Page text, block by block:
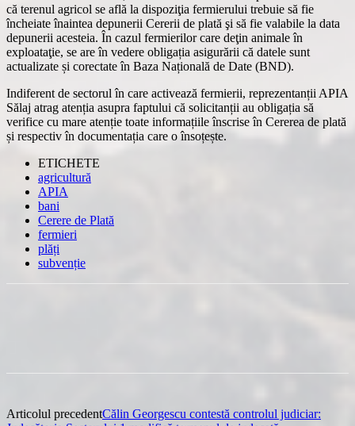
că terenul agricol se află la dispoziţia fermierului trebuie să fie
încheiate înaintea depunerii Cererii de plată şi să fie valabile la data
depunerii acesteia. În cazul fermierilor care deţin animale în
exploataţie, se are în vedere obligația asigurării că datele sunt
actualizate și corectate în Baza Națională de Date (BND).
Indiferent de sectorul în care activează fermierii, reprezentanții APIA
Sălaj atrag atenția asupra faptului că solicitanții au obligația să
verifice cu mare atenție toate informațiile înscrise în Cererea de plată
și respectiv în documentația care o însoțește.
ETICHETE
agricultură
APIA
bani
Cerere de Plată
fermieri
plăți
subvenție
Articolul precedentCălin Georgescu contestă controlul judiciar: